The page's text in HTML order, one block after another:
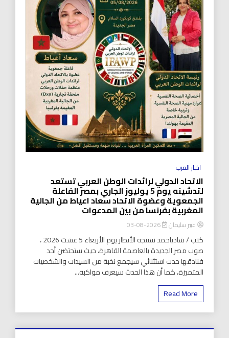
اخبار العرب
الاتحاد الدولي لرائدات الوطن العربي تستعد
لتدشينه يوم 5 يوليوز الجاري بمصر الفاعلة
الجمعوية وعضوة الاتحاد سعاد اعياط من الجالية
المغربية بفرنسا من بين المدعوات
عبير سليمان 2026-08-03
كتب / شادياحمد ستتجه الأنظار يوم الأربعاء 5 غشت 2026 ،
صوب مصر الجديدة بالعاصمة القاهرة، حيث ستحتضن أحد
فنادقها حدث استثنائي سيجمع نخبة من السيدات والشخصيات
المتميزة، كما أن هذا الحدث سيعرف مواكبة...
Read More